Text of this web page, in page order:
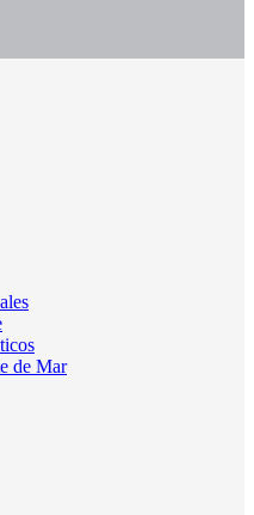
de Mar